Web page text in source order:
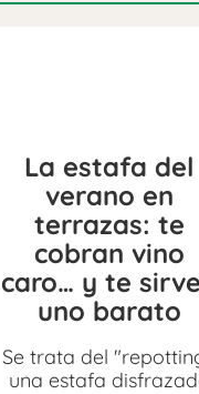
La estafa del
verano en
terrazas: te
cobran vino
caro… y te
uno barato
Se trata del
una estafa